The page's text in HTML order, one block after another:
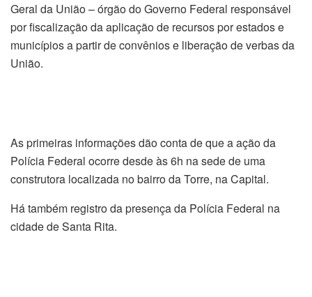
Geral da União – órgão do Governo Federal responsável
por fiscalização da aplicação de recursos por estados e
municípios a partir de convênios e liberação de verbas da
União.
As primeiras informações dão conta de que a ação da
Polícia Federal ocorre desde às 6h na sede de uma
construtora localizada no bairro da Torre, na Capital.
Há também registro da presença da Polícia Federal na
cidade de Santa Rita.